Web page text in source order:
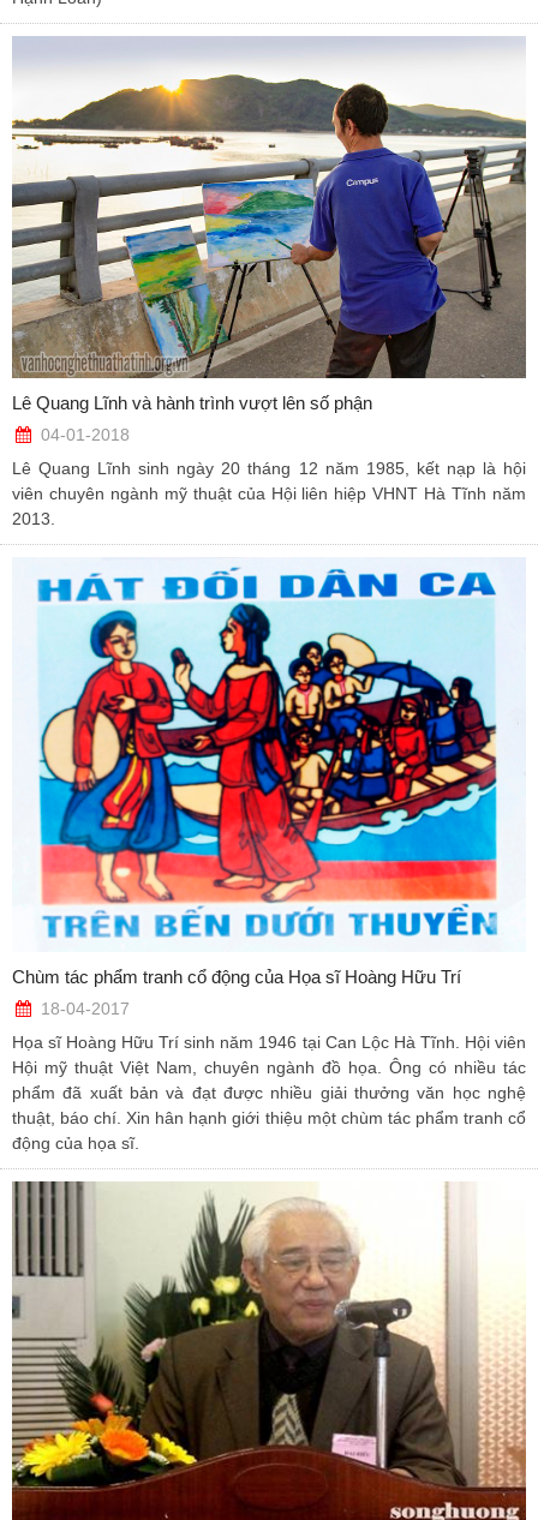
Lê Quang Lĩnh và hành trình vượt lên số phận
04-01-2018
Lê Quang Lĩnh sinh ngày 20 tháng 12 năm 1985, kết nạp là hội
viên chuyên ngành mỹ thuật của Hội liên hiệp VHNT Hà Tĩnh năm
2013.
Chùm tác phẩm tranh cổ động của Họa sĩ Hoàng Hữu Trí
18-04-2017
Họa sĩ Hoàng Hữu Trí sinh năm 1946 tại Can Lộc Hà Tĩnh. Hội viên
Hội mỹ thuật Việt Nam, chuyên ngành đồ họa. Ông có nhiều tác
phẩm đã xuất bản và đạt được nhiều giải thưởng văn học nghệ
thuật, báo chí. Xin hân hạnh giới thiệu một chùm tác phẩm tranh cổ
động của họa sĩ.